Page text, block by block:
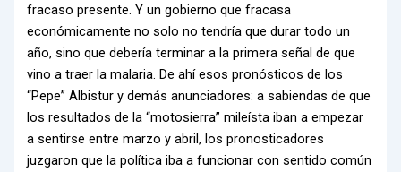
fracaso presente. Y un gobierno que fracasa
económicamente no solo no tendría que durar todo un
año, sino que debería terminar a la primera señal de que
vino a traer la malaria. De ahí esos pronósticos de los
“Pepe” Albistur y demás anunciadores: a sabiendas de que
los resultados de la “motosierra” mileísta iban a empezar
a sentirse entre marzo y abril, los pronosticadores
juzgaron que la política iba a funcionar con sentido común